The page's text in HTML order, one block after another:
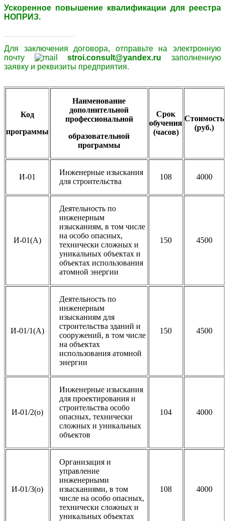
Ускоренное повышение квалификации для реестра
НОПРИЗ.
Для заключения договора, отправьте на электронную
почту
stroi.consult@yandex.ru
заполненную
заявку и реквизиты предприятия.
Код
программы
Наименование
дополнительной
профессиональной
образовательной
программы
Срок
обучения
(часов)
Стоимость
(руб.)
И-01
Инженерные изыскания
для строительства
108 4000
И-01(А)
Деятельность по
инженерным
изысканиям, в том числе
на особо опасных,
технически сложных и
уникальных объектах и
объектах использования
атомной энергии
150 4500
И-01/1(А)
Деятельность по
инженерным
изысканиям для
строительства зданий и
сооружений, в том числе
на объектах
использования атомной
энергии
150 4500
И-01/2(о)
Инженерные изыскания
для проектирования и
строительства особо
опасных, технически
сложных и уникальных
объектов
104 4000
И-01/3(о)
Организация и
управление
инженерными
изысканиями, в том
числе на особо опасных,
технически сложных и
уникальных объектах
108 4000